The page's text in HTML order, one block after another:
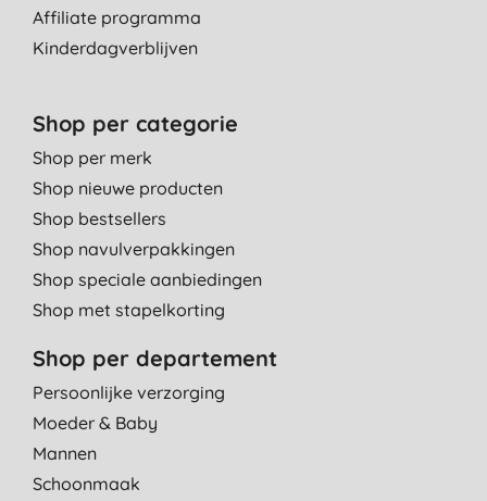
Affiliate programma
Kinderdagverblijven
Shop per categorie
Shop per merk
Shop nieuwe producten
Shop bestsellers
Shop navulverpakkingen
Shop speciale aanbiedingen
Shop met stapelkorting
Shop per departement
Persoonlijke verzorging
Moeder & Baby
Mannen
Schoonmaak